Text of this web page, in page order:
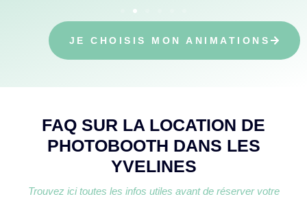
JE CHOISIS MON ANIMATIONS
FAQ SUR LA LOCATION DE
PHOTOBOOTH DANS LES
YVELINES
Trouvez ici toutes les infos utiles avant de réserver votre